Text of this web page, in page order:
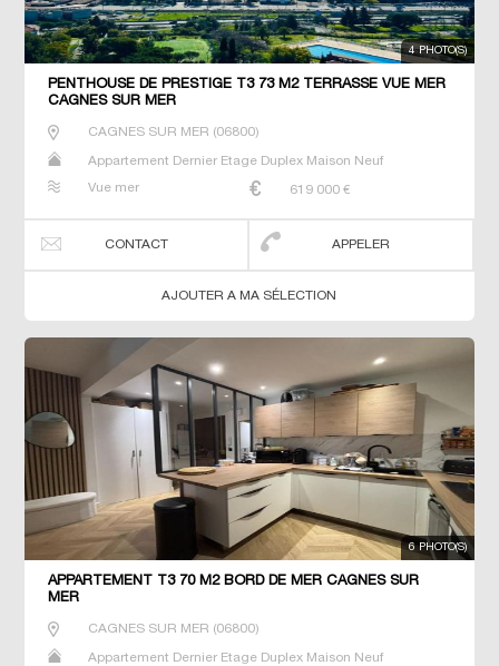
4 PHOTO(S)
PENTHOUSE DE PRESTIGE T3 73 M2 TERRASSE VUE MER
CAGNES SUR MER
CAGNES SUR MER (06800)
Appartement Dernier Etage Duplex Maison Neuf
Vue mer
619 000 €
CONTACT APPELER
AJOUTER A MA SÉLECTION
6 PHOTO(S)
APPARTEMENT T3 70 M2 BORD DE MER CAGNES SUR
MER
CAGNES SUR MER (06800)
Appartement Dernier Etage Duplex Maison Neuf